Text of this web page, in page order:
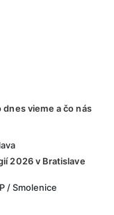
vieme a čo nás
2026 v Bratislave
/ Smolenice